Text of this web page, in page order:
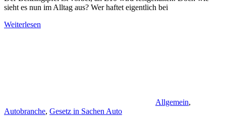
sieht es nun im Alltag aus? Wer haftet eigentlich bei
Weiterlesen
Allgemein,
Autobranche, Gesetz in Sachen Auto